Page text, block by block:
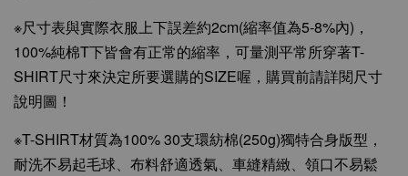
※尺寸表與實際衣服上下誤差約2cm(縮率值為5-8%內)，
100%純棉T下皆會有正常的縮率，可量測平常所穿著T-
SHIRT尺寸來決定所要選購的SIZE喔，購買前請詳閱尺寸
說明圖！
※T-SHIRT材質為100% 30支環紡棉(250g)獨特合身版型，
耐洗不易起毛球、布料舒適透氣、車縫精緻、領口不易鬆